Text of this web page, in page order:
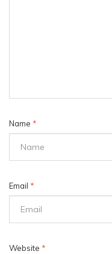
Name *
Email *
Website *